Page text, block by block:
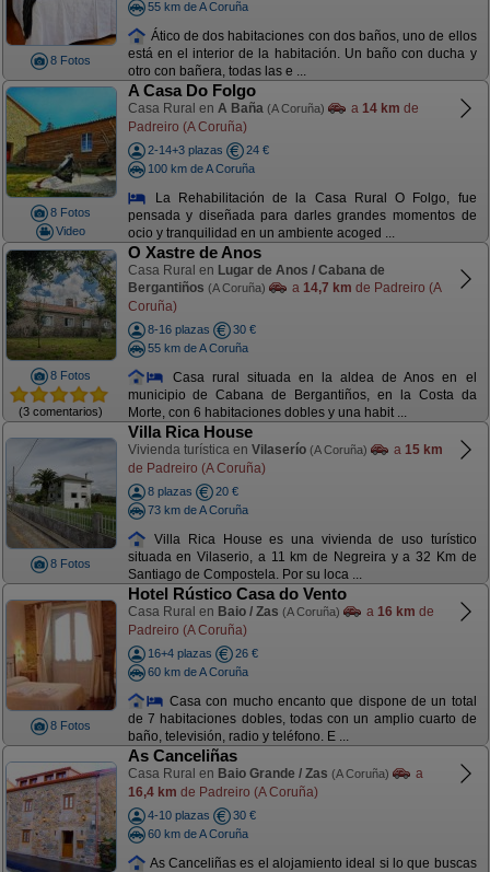
8 Fotos
55 km de A Coruña
Ático de dos habitaciones con dos baños, uno de ellos
está en el interior de la habitación. Un baño con ducha y
otro con bañera, todas las e ...
8 Fotos
Video
A Casa Do Folgo
Casa Rural en A Baña (A Coruña) a 14 km de
Padreiro (A Coruña)
2-14+3 plazas
24 €
100 km de A Coruña
La Rehabilitación de la Casa Rural O Folgo, fue
pensada y diseñada para darles grandes momentos de
ocio y tranquilidad en un ambiente acoged ...
8 Fotos
(3 comentarios)
O Xastre de Anos
Casa Rural en Lugar de Anos / Cabana de
Bergantiños (A Coruña) a 14,7 km de Padreiro (A
Coruña)
8-16 plazas
30 €
55 km de A Coruña
Casa rural situada en la aldea de Anos en el
municipio de Cabana de Bergantiños, en la Costa da
Morte, con 6 habitaciones dobles y una habit ...
8 Fotos
Villa Rica House
Vivienda turística en Vilaserío (A Coruña) a 15 km
de Padreiro (A Coruña)
8 plazas
20 €
73 km de A Coruña
Villa Rica House es una vivienda de uso turístico
situada en Vilaserio, a 11 km de Negreira y a 32 Km de
Santiago de Compostela. Por su loca ...
8 Fotos
Hotel Rústico Casa do Vento
Casa Rural en Baio / Zas (A Coruña) a 16 km de
Padreiro (A Coruña)
16+4 plazas
26 €
60 km de A Coruña
Casa con mucho encanto que dispone de un total
de 7 habitaciones dobles, todas con un amplio cuarto de
baño, televisión, radio y teléfono. E ...
As Canceliñas
Casa Rural en Baio Grande / Zas (A Coruña)
a
16,4 km de Padreiro (A Coruña)
4-10 plazas
30 €
60 km de A Coruña
As Canceliñas es el alojamiento ideal si lo que buscas